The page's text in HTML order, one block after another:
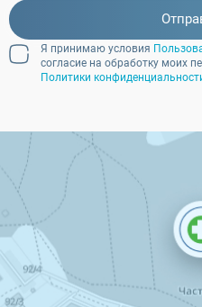
Я принимаю условия
согласие на обработку моих
Политики